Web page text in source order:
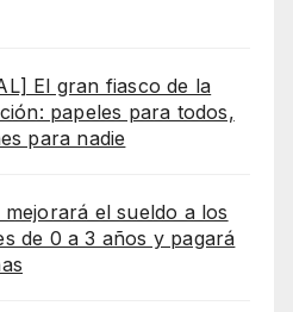
El gran fiasco de la
papeles para todos,
para nadie
mejorará el sueldo a los
de 0 a 3 años y pagará